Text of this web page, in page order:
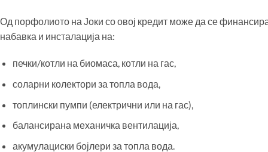
Од порфолиото на Јоки со овој кредит може да се
набавка и инсталација на:
печки/котли на биомаса, котли на гас,
соларни колектори за топла вода,
топлински пумпи (електрични или на гас),
балансирана механичка вентилација,
акумулациски бојлери за топла вода.